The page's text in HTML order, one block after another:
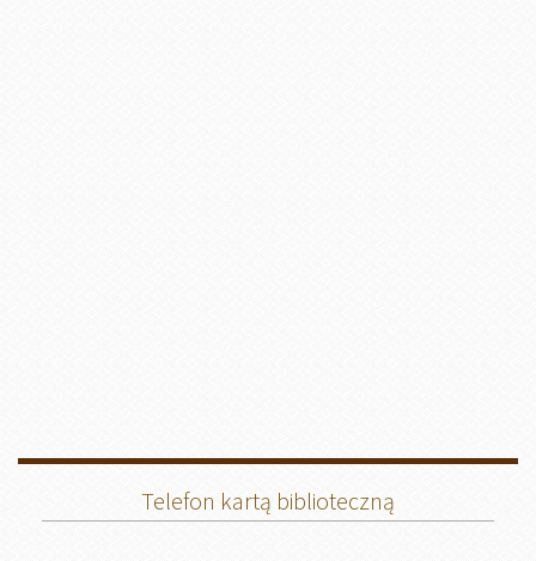
Telefon kartą biblioteczną